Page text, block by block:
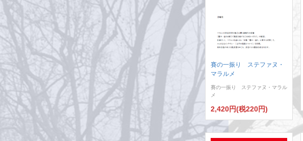
賽の一振り ステファヌ・
マラルメ
賽の一振り ステファヌ・マラル
メ
2,420円(税220円)